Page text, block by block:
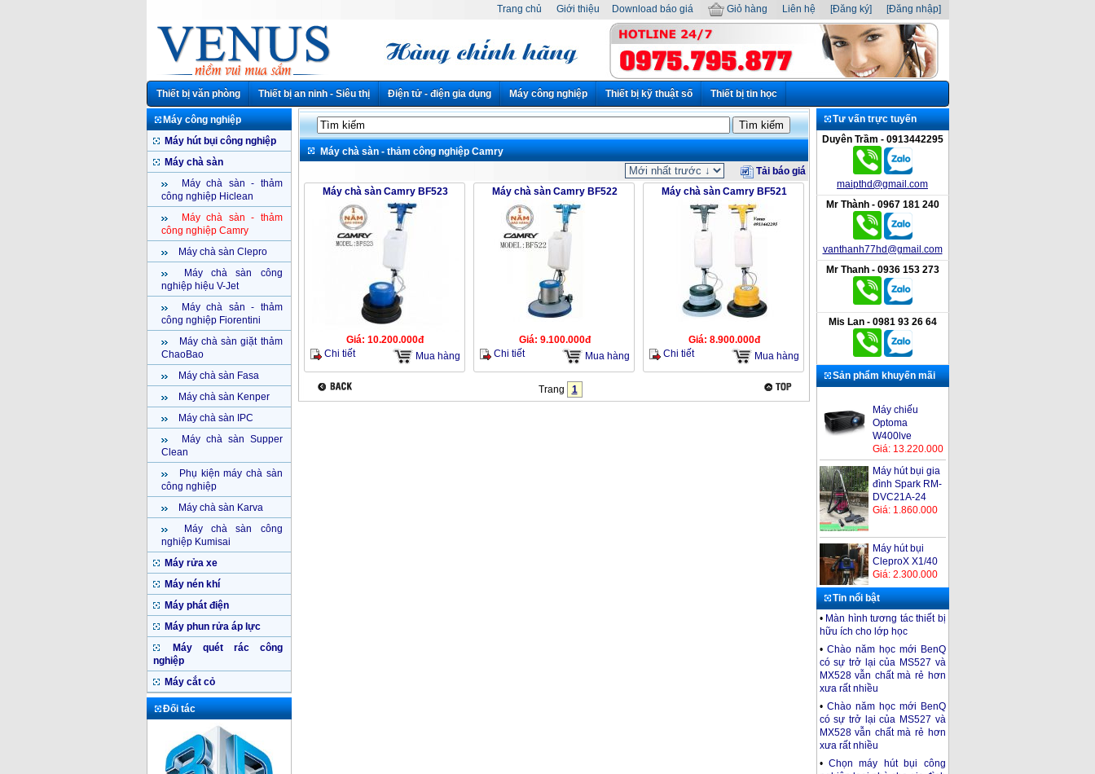
Trang chủ Giới thiệu Download báo giá Giỏ hàng Liên hệ [Đăng ký] [Đăng nhập]
Thiết bị văn phòng Thiết bị an ninh - Siêu thị Điện tử - điện gia dụng Máy công nghiệp Thiết bị kỹ thuật số Thiết bị tin học
Máy công nghiệp
Máy hút bụi công nghiệp
Máy chà sàn
Máy chà sàn - thảm
công nghiệp Hiclean
Máy chà sàn - thảm
công nghiệp Camry
Máy chà sàn Clepro
Máy chà sàn công
nghiệp hiệu V-Jet
Máy chà sản - thảm
công nghiệp Fiorentini
Máy chà sàn giặt thảm
ChaoBao
Máy chà sàn Fasa
Máy chà sàn Kenper
Máy chà sàn IPC
Máy chà sàn Supper
Clean
Phụ kiện máy chà sàn
công nghiệp
Máy chà sàn Karva
Máy chà sàn công
nghiệp Kumisai
Máy rửa xe
Máy nén khí
Máy phát điện
Máy phun rửa áp lực
Máy quét rác công
nghiệp
Máy cắt cỏ
Đối tác
Máy chà sàn - thảm công nghiệp Camry
Tải báo giá
Máy chà sàn Camry BF523
Giá: 10.200.000đ
Chi tiết
Mua hàng
Máy chà sàn Camry BF522
Giá: 9.100.000đ
Chi tiết
Mua hàng
Máy chà sàn Camry BF521
Giá: 8.900.000đ
Chi tiết
Mua hàng
Trang 1
Tư vấn trực tuyến
Duyên Trầm - 0913442295
maipthd@gmail.com
Mr Thành - 0967 181 240
vanthanh77hd@gmail.com
Mr Thanh - 0936 153 273
Mis Lan - 0981 93 26 64
Sản phẩm khuyến mãi
Máy chiếu
Optoma
W400lve
Giá: 13.220.000
Máy hút bụi gia
đình Spark RM-
DVC21A-24
Giá: 1.860.000
Máy hút bụi
CleproX X1/40
Giá: 2.300.000
Máy hút bụi
Kumisai KMS15
Giá: 2.200.000
Máy chiếu
Optoma PS520
Giá: 8.190.000
Tin nổi bật
• Màn hình tương tác thiết bị
hữu ích cho lớp học
• Chào năm học mới BenQ
có sự trở lại của MS527 và
MX528 vẫn chất mà rẻ hơn
xưa rất nhiều
• Chào năm học mới BenQ
có sự trở lại của MS527 và
MX528 vẫn chất mà rẻ hơn
xưa rất nhiều
• Chọn máy hút bụi công